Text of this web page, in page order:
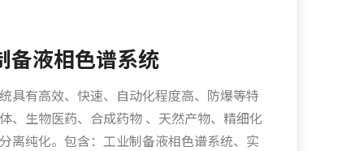
备液相色谱系统
具有高效、快速、自动化程度高、防爆等特
、生物医药、合成药物 、天然产物、精细化
离纯化。包含：工业制备液相色谱系统、实